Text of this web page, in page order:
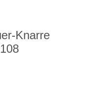
Knarre